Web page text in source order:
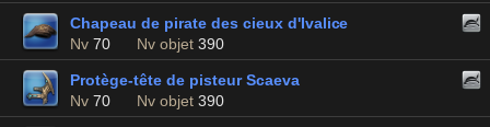
Chapeau de pirate des cieux d'Ivalice
Nv 70 Nv objet 390
Protège-tête de pisteur Scaeva
Nv 70 Nv objet 390